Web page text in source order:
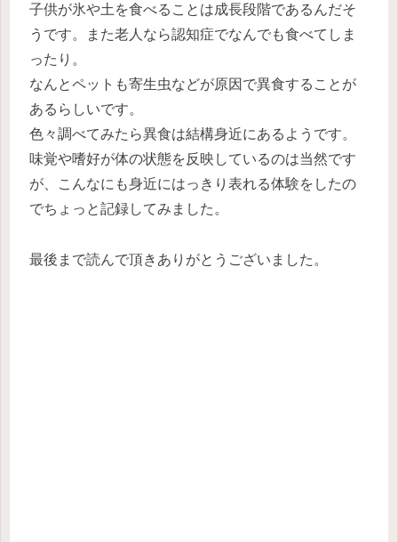
子供が氷や土を食べることは成長段階であるんだそ
うです。また老人なら認知症でなんでも食べてしま
ったり。
なんとペットも寄生虫などが原因で異食することが
あるらしいです。
色々調べてみたら異食は結構身近にあるようです。
味覚や嗜好が体の状態を反映しているのは当然です
が、こんなにも身近にはっきり表れる体験をしたの
でちょっと記録してみました。
最後まで読んで頂きありがとうございました。